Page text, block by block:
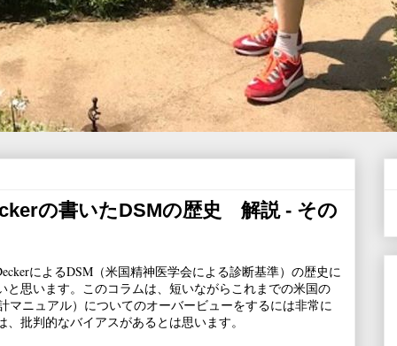
の書いたDSMの歴史 解説 - その
によるDSM（米国精神医学会による診断基準）の歴史に
と思います。このコラムは、短いながらこれまでの米国の
マニュアル）についてのオーバービューをするには非常に
批判的なバイアスがあるとは思います。